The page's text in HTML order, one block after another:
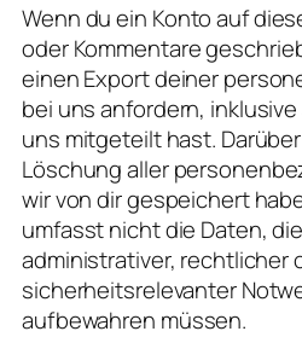
Wenn du ein Konto auf
oder Kommentare
einen Export deiner
bei uns anfordern,
uns mitgeteilt hast.
Löschung aller
wir von dir gespeichert
umfasst nicht die Daten,
administrativer, rechtlicher
sicherheitsrelevanter
aufbewahren müssen.